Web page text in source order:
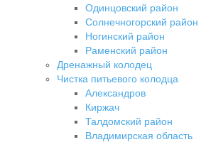
Одинцовский район
Солнечногорский район
Ногинский район
Раменский район
Дренажный колодец
Чистка питьевого колодца
Александров
Киржач
Талдомский район
Владимирская область